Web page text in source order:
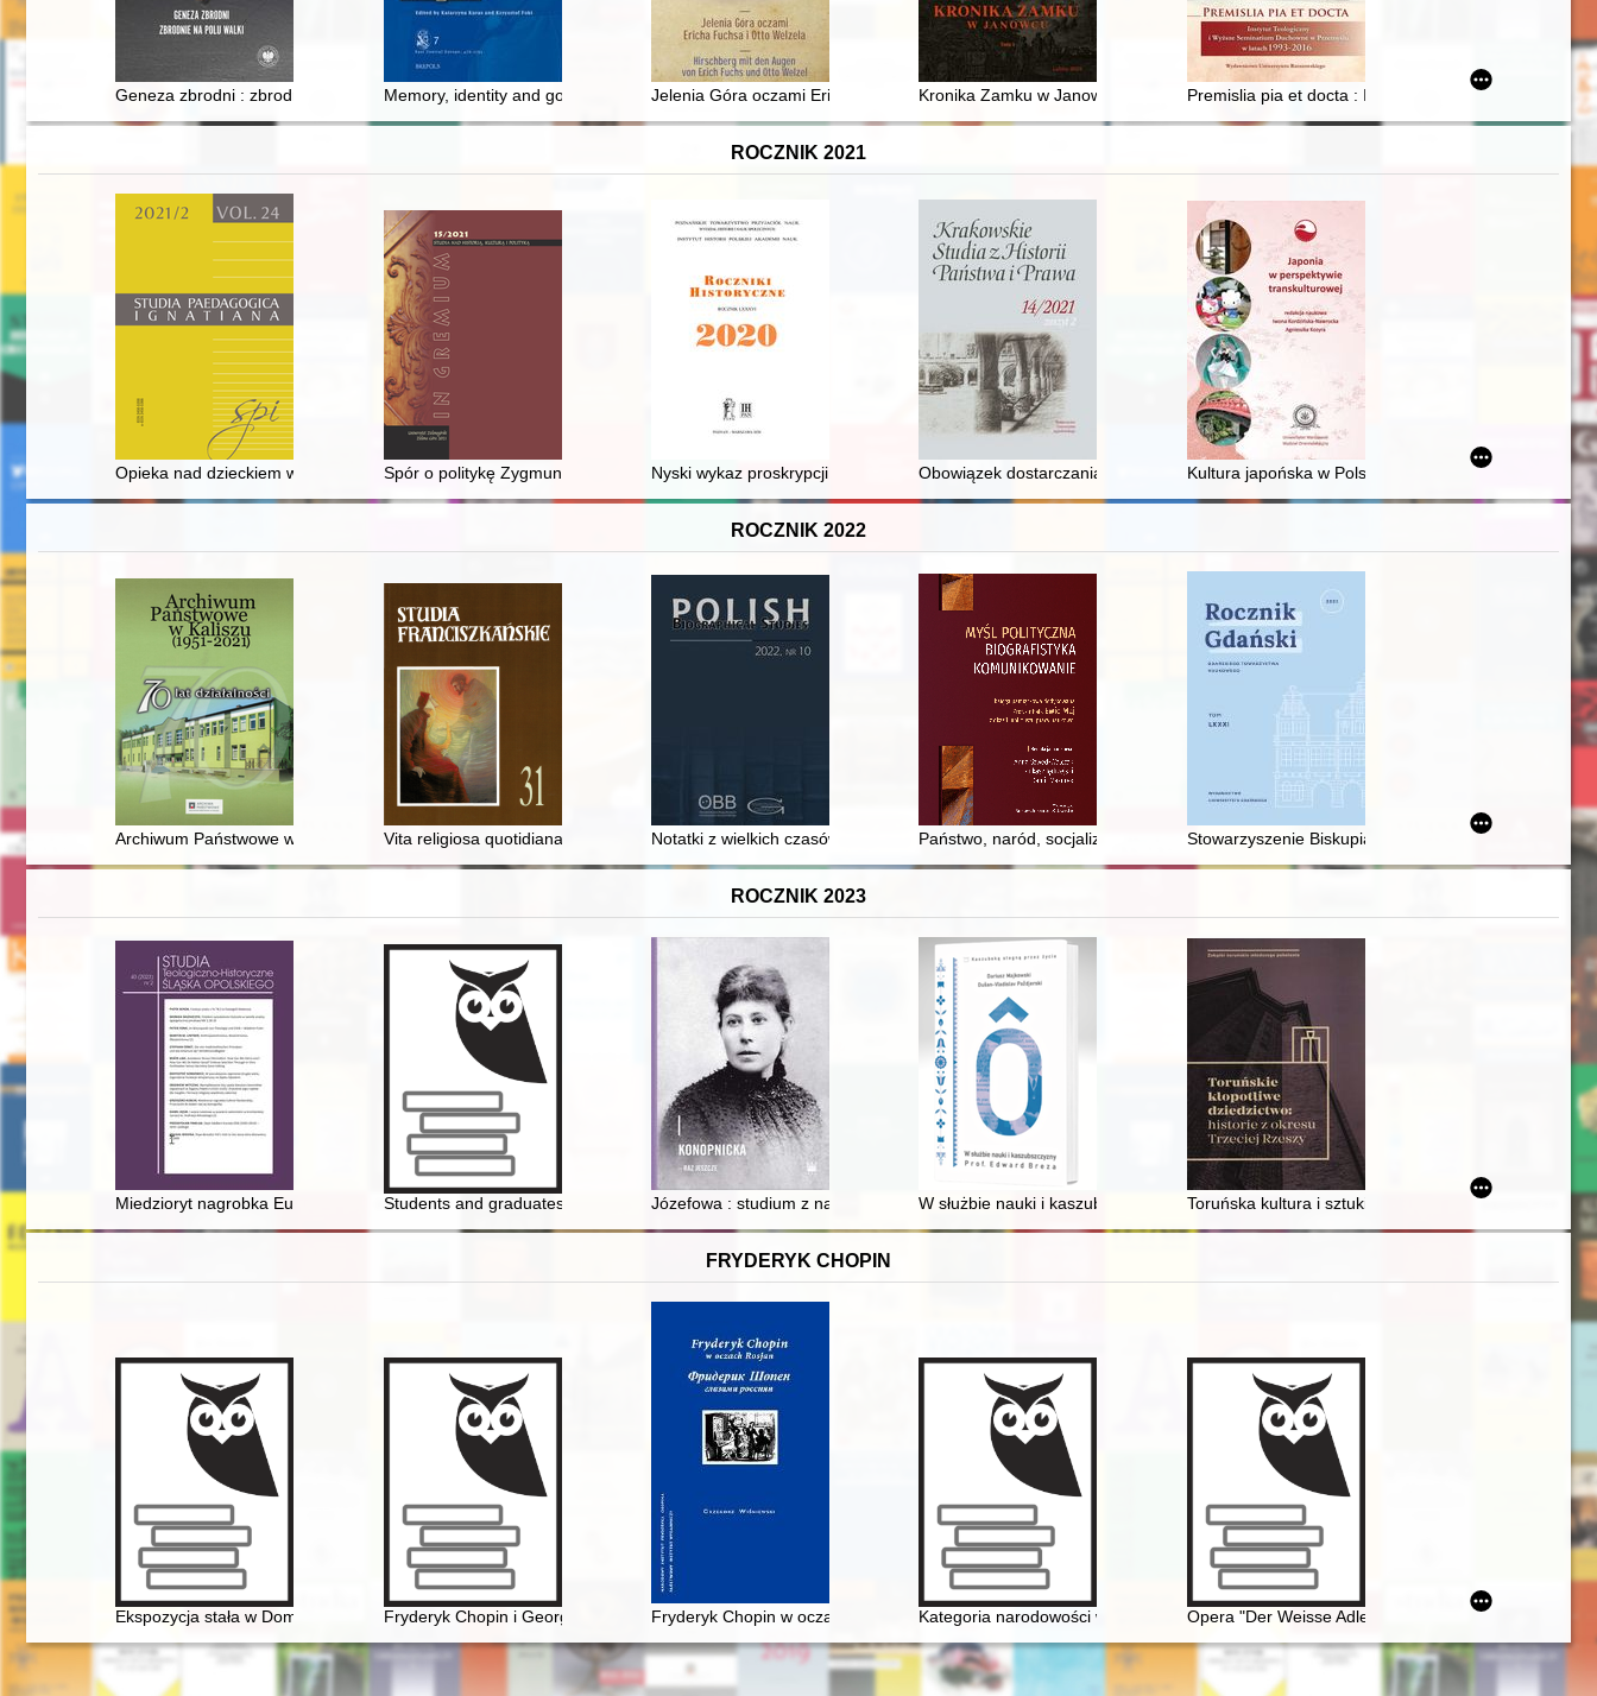
Geneza zbrodni : zbrodnie na polu walkiMemory, identity and governance in early modern Poland-LithuaniaJelenia Góra oczami Ericha Fuchsa i Otto Welzela = Hirschberg durch die Augen von Erich Fuchs und Otto Welzel
Kronika Zamku w Janowcu. T. 1 Premislia pia et docta : Instytut Teologiczny i Wyższe
ROCZNIK 2021
Opieka nad dzieckiem w pracach samorządu łódzkiego w okresie międzywojennym : projekty i ich realizacja = Childcare in the Łódź local government operations in the interwar period : projects
Spór o politykę Zygmunta III wobec Szwecji w latach 1621-1632Nyski wykaz proskrypcji z ostatniej ćwierci XIII wieku : nowa edycja z komentarzem
Obowiązek dostarczania mieszkań na potrzeby osób wojskowych i cywilnych w latach
Kultura japońska w Polsce : instytucje i miłośnicy
ROCZNIK 2022
Archiwum Państwowe w Kaliszu (1951-2021) : 70 lat działalności : praca zbiorowa
Vita religiosa quotidiana dei Frati Minori del secolo XIII secondo le fonti francescane contemporanee
Notatki z wielkich czasów” i „Pamiętniki z lat 1916-1918” : Ludomił German i jego zapiski z czasów I wojny światowej
Państwo, naród, socjalizm i demokracja w programie ruchu socjalistycznego (1918-1926)
Stowarzyszenie Biskupia Górka : geneza i kierunki
ROCZNIK 2023
Miedzioryt nagrobka Eufemii Raciborskiej : przyczynek do badań nad jej ikonografią
Students and graduates of Gdynia primary schools in the first post-war decade (1945-1956)
Józefowa : studium z natury" Marii Konopnickiej : tajemnice głównej bohaterki noweli i jej biografii w kontekście przemian
W służbie nauki i kaszubszczyzny : Prof. Edward BrezaToruńska kultura i sztuki plastyczne w służbie
FRYDERYK CHOPIN
Ekspozycja stała w Domu Urodzenia Fryderyka Chopina w Żelazowej Woli
Fryderyk Chopin i George Sand w oczach polskich biografów i krytyków literackich
Fryderyk Chopin w oczach Rosjan. Antologia. Friderik źopen glazami Rossiân. Antologiâ
Kategoria narodowości w recepcji twórczości Fryderyka Chopina
Opera "Der Weisse Adler" Raoula Madera jako